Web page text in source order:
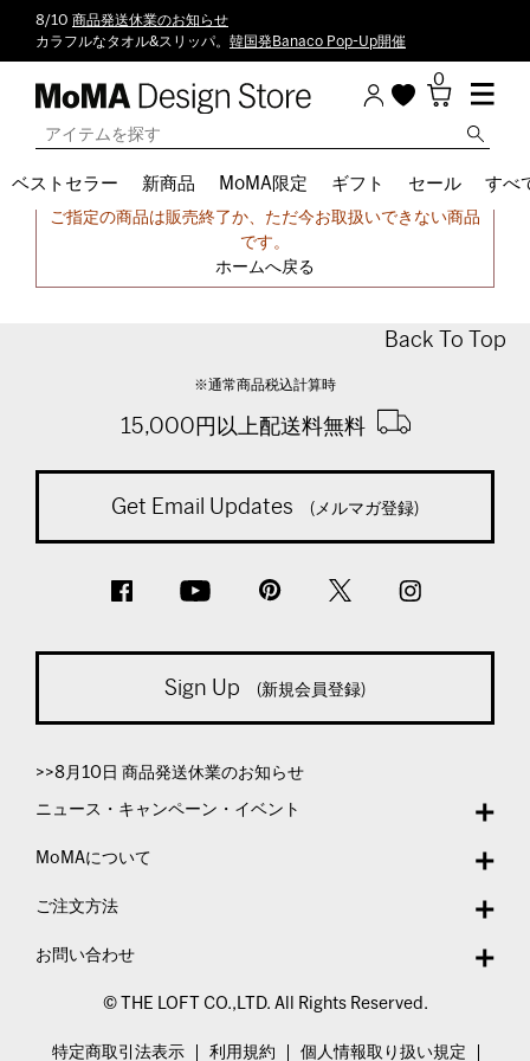
8/10 商品発送休業のお知らせ
カラフルなタオル&スリッパ。 韓国発Banaco Pop-Up開催
0
ベストセラー 新商品 MoMA限定 ギフト セール すべ
申し訳ございません。
ご指定の商品は販売終了か、ただ今お取扱いできない商品
です。
ホームへ戻る
Back To Top
※通常商品税込計算時
15,000円以上配送料無料
Get Email Updates (メルマガ登録)
Sign Up (新規会員登録)
>>8月10日 商品発送休業のお知らせ
ニュース・キャンペーン・イベント
MoMAについて
ご注文方法
お問い合わせ
© THE LOFT CO.,LTD. All Rights Reserved.
特定商取引法表示 利用規約 個人情報取り扱い規定